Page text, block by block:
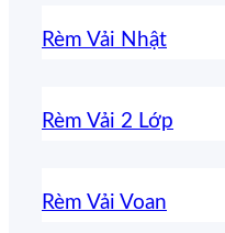
Rèm Vải Nhật
Rèm Vải 2 Lớp
Rèm Vải Voan